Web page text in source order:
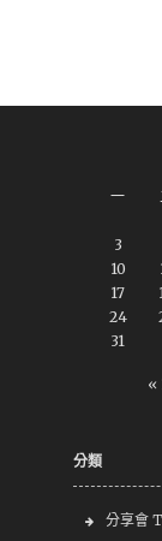
一
«
3
10
17
24
31
分類
分享會